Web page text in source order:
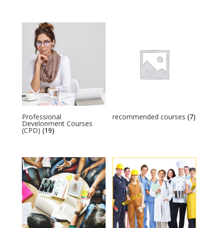
Professional
Development Courses
(CPD) (19)
recommended courses(7)